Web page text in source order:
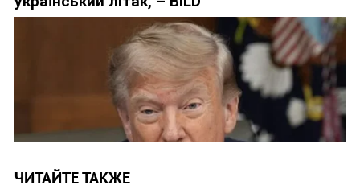
ЧИТАЙТЕ ТАКЖЕ